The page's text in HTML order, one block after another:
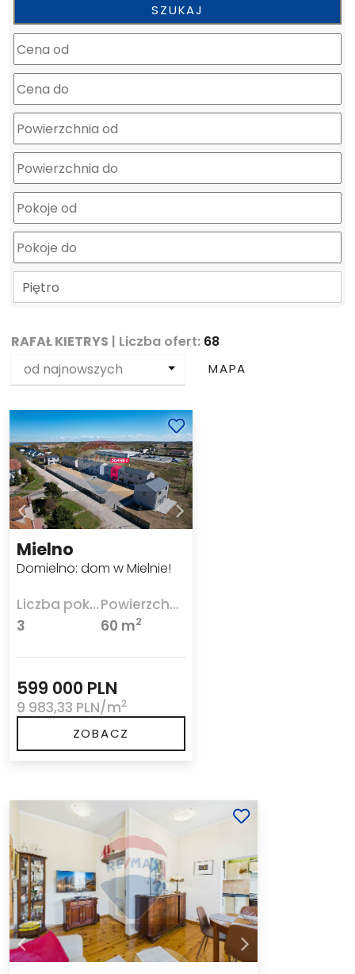
Piętro
RAFAŁ KIETRYS | Liczba ofert: 68
od najnowszych
MAPA
Mielno
Domielno: dom w Mielnie!
Liczba pokoi
3
Powierzchnia
60 m2
599 000 PLN
9 983,33 PLN/m2
ZOBACZ